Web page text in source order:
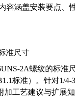
容涵盖安装要点、
准尺寸
2A螺纹的标准
标准）。针对1/
加工艺建议与扩展知